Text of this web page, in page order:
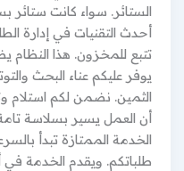
الستائر. سواء كانت ستائر
أحدث التقنيات في إدارة
تتبع للمخزون. هذا النظام
يوفر عليكم عناء البحث
الثمين. نضمن لكم استلام
أن العمل يسير بسلاسة
الخدمة الممتازة تبدأ
طلباتكم. ويقدم الخدمة